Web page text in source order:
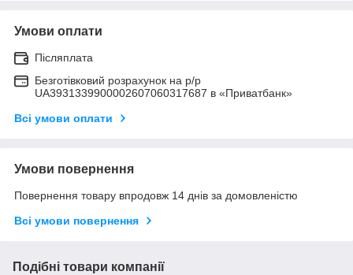
Умови оплати
Післяплата
Безготівковий розрахунок на р/р
UA3931339900002607060317687 в «Приватбанк»
Всі умови оплати
Умови повернення
Повернення товару впродовж 14 днів за домовленістю
Всі умови повернення
Подібні товари компанії